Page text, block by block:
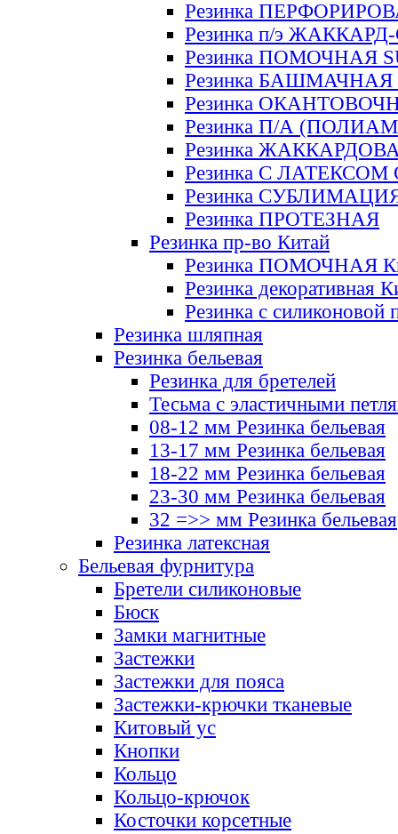
Резинка
Резинка п/э
Резинка ПОМОЧНАЯ
Резинка БАШМАЧНАЯ
Резинка
Резинка П/А
Резинка
Резинка С ЛАТЕКСОМ
Резинка
Резинка ПРОТЕЗНАЯ
Резинка пр-во Китай
Резинка ПОМОЧНАЯ
Резинка декоративная
Резинка с силиконовой
Резинка шляпная
Резинка бельевая
Резинка для бретелей
Тесьма с эластичными
08-12 мм Резинка бельевая
13-17 мм Резинка бельевая
18-22 мм Резинка бельевая
23-30 мм Резинка бельевая
32 =>> мм Резинка бельевая
Резинка латексная
Бельевая фурнитура
Бретели силиконовые
Бюск
Замки магнитные
Застежки
Застежки для пояса
Застежки-крючки тканевые
Китовый ус
Кнопки
Кольцо
Кольцо-крючок
Косточки корсетные